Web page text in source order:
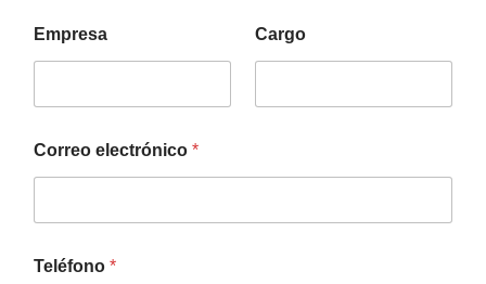
Empresa Cargo
Correo electrónico *
Teléfono *